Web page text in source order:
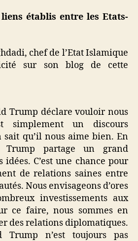
établis entre les Etats-
chef de l’Etat Islamique
sur son blog de cette
Trump déclare vouloir nous
simplement un discours
sait qu’il nous aime bien. En
Trump partage un grand
C’est une chance pour
de relations saines entre
Nous envisageons d’ores
investissements aux
ce faire, nous sommes en
des relations diplomatiques.
Trump n’est toujours pas